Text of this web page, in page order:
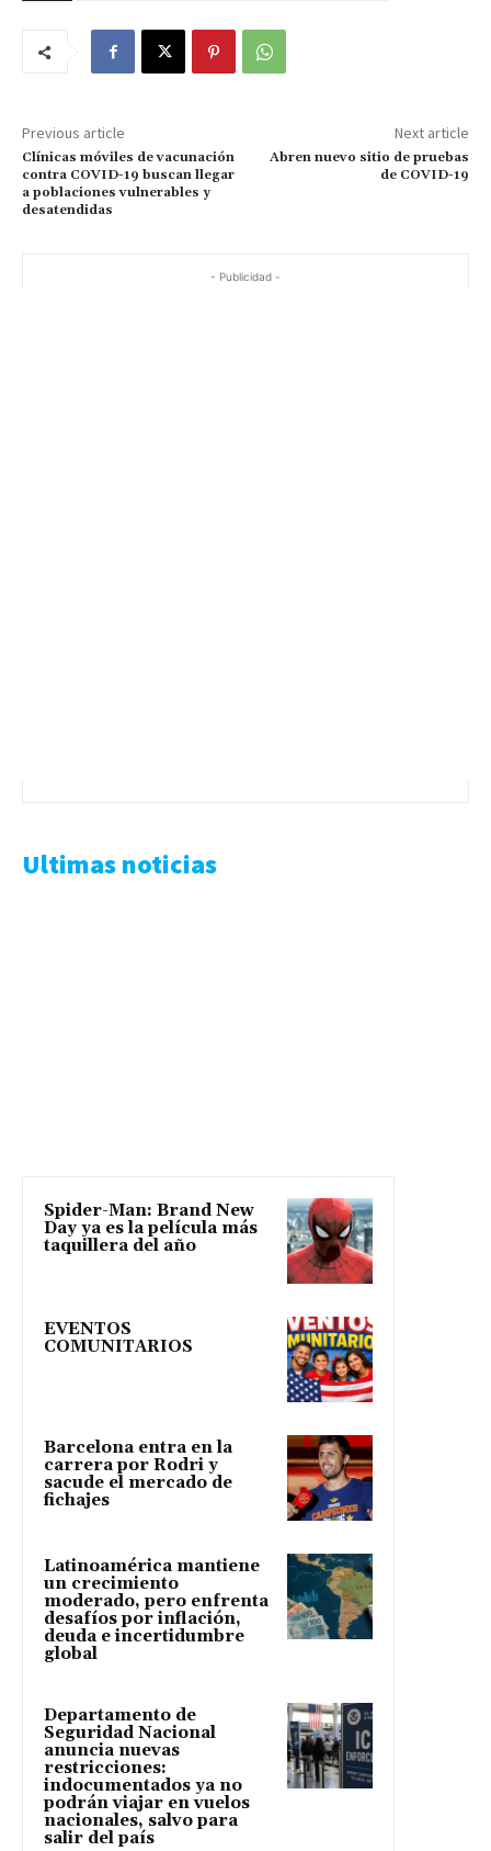
Previous article
Clínicas móviles de vacunación
contra COVID-19 buscan llegar
a poblaciones vulnerables y
desatendidas
Next article
Abren nuevo sitio de pruebas
de COVID-19
- Publicidad -
Ultimas noticias
Spider-Man: Brand New
Day ya es la película más
taquillera del año
EVENTOS
COMUNITARIOS
Barcelona entra en la
carrera por Rodri y
sacude el mercado de
fichajes
Latinoamérica mantiene
un crecimiento
moderado, pero enfrenta
desafíos por inflación,
deuda e incertidumbre
global
Departamento de
Seguridad Nacional
anuncia nuevas
restricciones:
indocumentados ya no
podrán viajar en vuelos
nacionales, salvo para
salir del país